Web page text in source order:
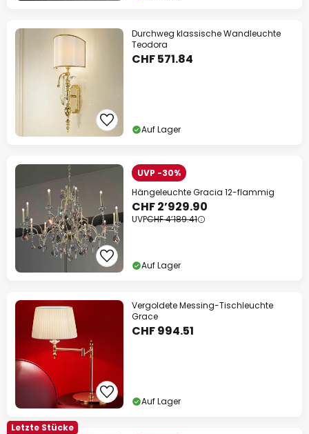
Durchweg klassische Wandleuchte
Teodora
CHF 571.84
Auf Lager
UVP -30%
Hängeleuchte Gracia 12-flammig
CHF 2’929.90
UVPCHF 4’189.41
Auf Lager
Vergoldete Messing-Tischleuchte
Grace
CHF 994.51
Auf Lager
Letzte Stücke